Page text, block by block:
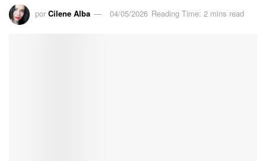
por Cilene Alba 04/05/2026 Reading Time: 2 mins read